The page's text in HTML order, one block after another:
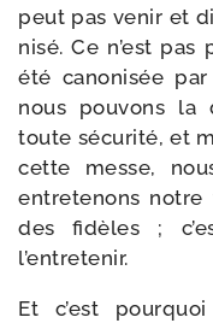
peut pas venir et
ni­sé. Ce n’est
été cano­ni­sée
nous pou­vons
toute sécu­ri­té, et
cette messe,
entre­te­nons
des fidèles ;
l’entretenir.
Et c’est